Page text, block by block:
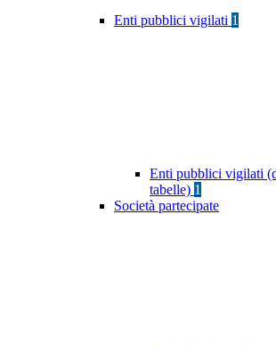
Enti pubblici vigilati 1
Enti pubblici vigilati
tabelle) 1
Società partecipate